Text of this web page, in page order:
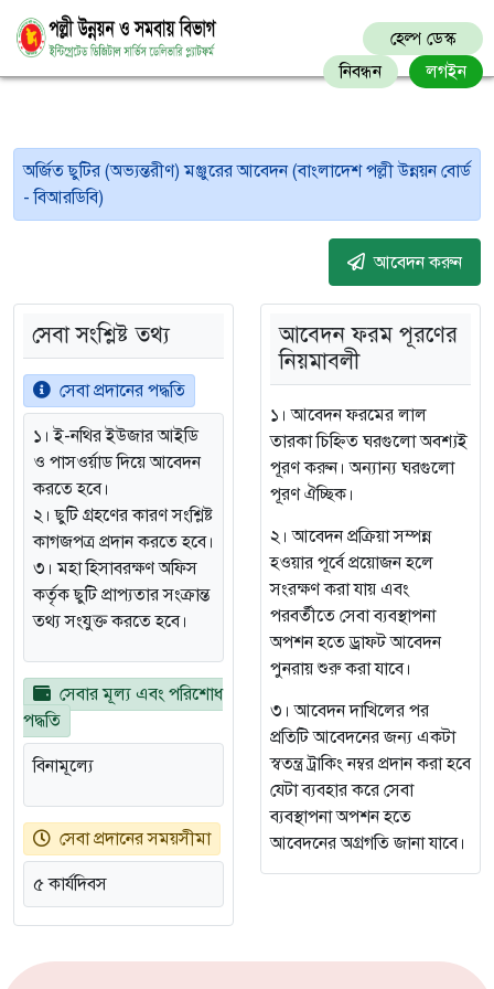
হেল্প ডেস্ক
নিবন্ধন
লগইন
অর্জিত ছুটির (অভ্যন্তরীণ) মঞ্জুরের আবেদন (বাংলাদেশ পল্লী উন্নয়ন বোর্ড
- বিআরডিবি)
আবেদন করুন
সেবা সংশ্লিষ্ট তথ্য
সেবা প্রদানের পদ্ধতি
১। ই-নথির ইউজার আইডি
ও পাসওর্য়াড দিয়ে আবেদন
করতে হবে।
২। ছুটি গ্রহণের কারণ সংশ্লিষ্ট
কাগজপত্র প্রদান করতে হবে।
৩। মহা হিসাবরক্ষণ অফিস
কর্তৃক ছুটি প্রাপ্যতার সংক্রান্ত
তথ্য সংযুক্ত করতে হবে।
সেবার মূল্য এবং পরিশোধ
পদ্ধতি
বিনামূল্যে
সেবা প্রদানের সময়সীমা
৫ কার্যদিবস
আবেদন ফরম পূরণের
নিয়মাবলী
১। আবেদন ফরমের লাল
তারকা চিহ্নিত ঘরগুলো অবশ্যই
পূরণ করুন। অন্যান্য ঘরগুলো
পূরণ ঐচ্ছিক।
২। আবেদন প্রক্রিয়া সম্পন্ন
হওয়ার পূর্বে প্রয়োজন হলে
সংরক্ষণ করা যায় এবং
পরবর্তীতে সেবা ব্যবস্থাপনা
অপশন হতে ড্রাফট আবেদন
পুনরায় শুরু করা যাবে।
৩। আবেদন দাখিলের পর
প্রতিটি আবেদনের জন্য একটা
স্বতন্ত্র ট্রাকিং নম্বর প্রদান করা হবে
যেটা ব্যবহার করে সেবা
ব্যবস্থাপনা অপশন হতে
আবেদনের অগ্রগতি জানা যাবে।